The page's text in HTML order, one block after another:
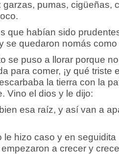
garzas, pumas, cigüeñas,
que habían sido
se quedaron nomás
se puso a llorar porque
para comer, ¡y qué triste
escarbaba la tierra con la
Vino el dios y le dijo:
esa raíz, y así van a
le hizo caso y en
a crecer y